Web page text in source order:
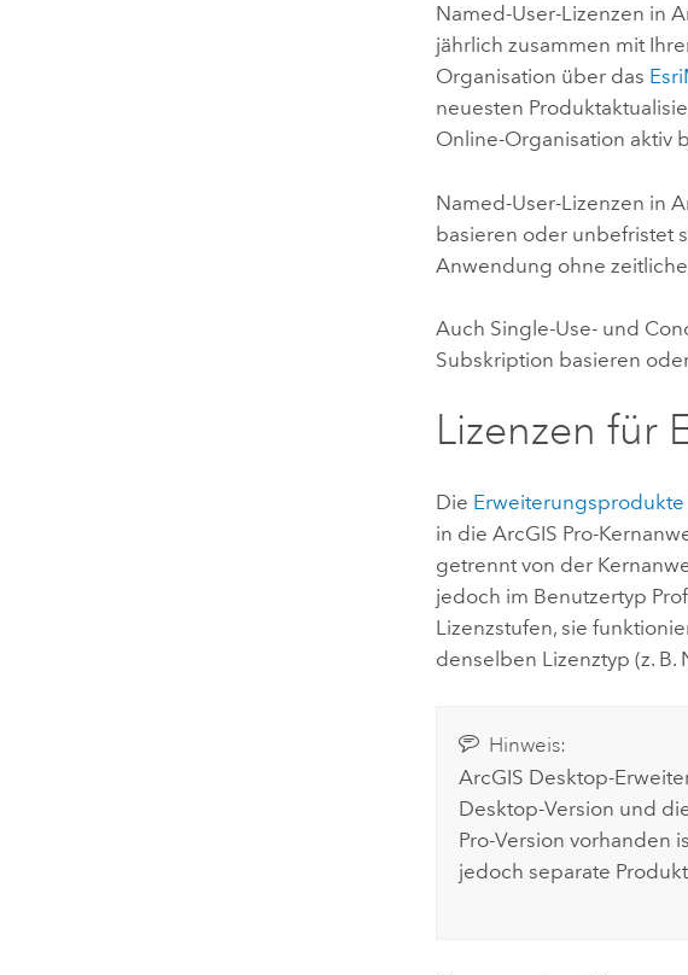
Named-User-Lizenzen in
jährlich zusammen mit
Organisation über das Esri
neuesten
Online-Organisation aktiv
Named-User-Lizenzen in
basieren oder unbefristet
Anwendung ohne
Auch Single-Use- und
Subskription basieren
Lizenzen für
Die Erweiterungsprodukte
in dieArcGIS Pro-
getrennt von der
jedoch im Benutzertyp
Lizenzstufen, sie
denselben Lizenztyp (z.
Hinweis:
ArcGIS Desktop-
Desktop-Version und
Pro-Version vorhanden
jedoch separate